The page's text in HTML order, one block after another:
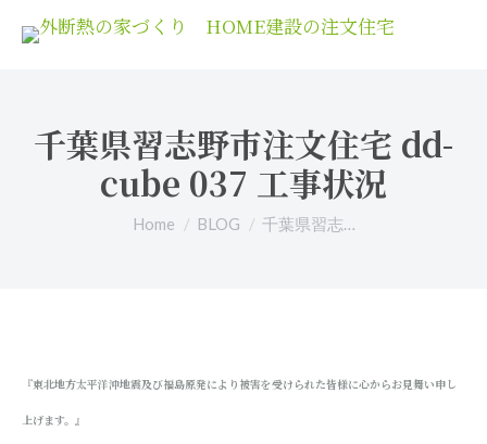
千葉県習志野市注文住宅 dd-
cube 037 工事状況
You are here:
Home BLOG 千葉県習志…
『東北地方太平洋沖地震及び福島原発により被害を受けられた皆様に心からお見舞い申し
上げます。』